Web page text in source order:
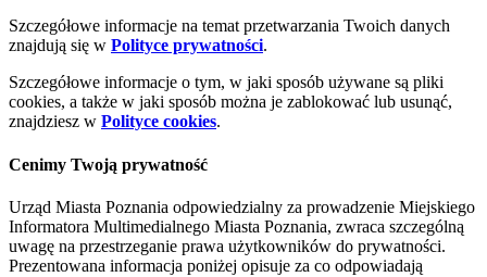
Szczegółowe informacje na temat przetwarzania Twoich danych
znajdują się w Polityce prywatności.
Szczegółowe informacje o tym, w jaki sposób używane są pliki
cookies, a także w jaki sposób można je zablokować lub usunąć,
znajdziesz w Polityce cookies.
Cenimy Twoją prywatność
Urząd Miasta Poznania odpowiedzialny za prowadzenie Miejskiego
Informatora Multimedialnego Miasta Poznania, zwraca szczególną
uwagę na przestrzeganie prawa użytkowników do prywatności.
Prezentowana informacja poniżej opisuje za co odpowiadają